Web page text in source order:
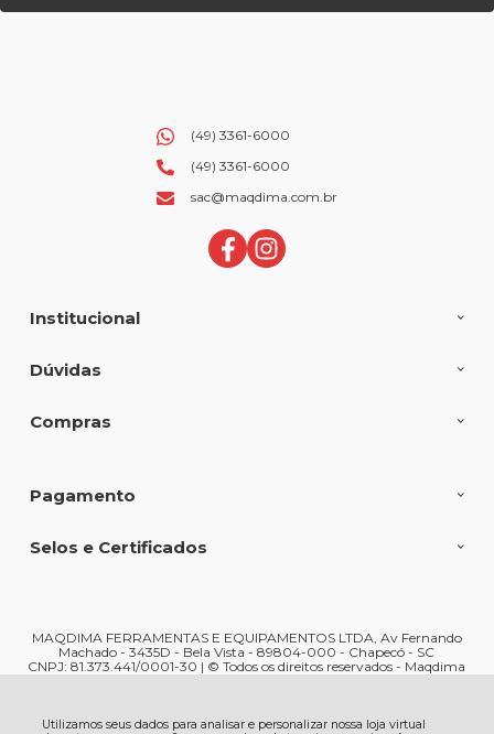
Utilizamos seus dados para analisar e personalizar nossa loja virtual
Institucional
Dúvidas
Compras
(49) 3361-6000
(49) 3361-6000
sac@maqdima.com.br
Pagamento
Selos e Certificados
MAQDIMA FERRAMENTAS E EQUIPAMENTOS LTDA, Av Fernando
Machado - 3435D - Bela Vista - 89804-000 - Chapecó - SC
CNPJ: 81.373.441/0001-30 | © Todos os direitos reservados - Maqdima
Ferramentas e Máquinas - 2026